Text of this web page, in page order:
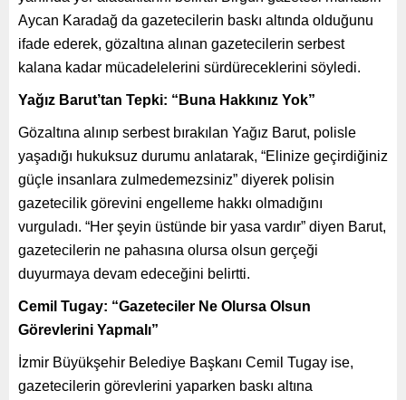
Aycan Karadağ da gazetecilerin baskı altında olduğunu
ifade ederek, gözaltına alınan gazetecilerin serbest
kalana kadar mücadelelerini sürdüreceklerini söyledi.
Yağız Barut’tan Tepki: “Buna Hakkınız Yok”
Gözaltına alınıp serbest bırakılan Yağız Barut, polisle
yaşadığı hukuksuz durumu anlatarak, “Elinize geçirdiğiniz
güçle insanlara zulmedemezsiniz” diyerek polisin
gazetecilik görevini engelleme hakkı olmadığını
vurguladı. “Her şeyin üstünde bir yasa vardır” diyen Barut,
gazetecilerin ne pahasına olursa olsun gerçeği
duyurmaya devam edeceğini belirtti.
Cemil Tugay: “Gazeteciler Ne Olursa Olsun
Görevlerini Yapmalı”
İzmir Büyükşehir Belediye Başkanı Cemil Tugay ise,
gazetecilerin görevlerini yaparken baskı altına